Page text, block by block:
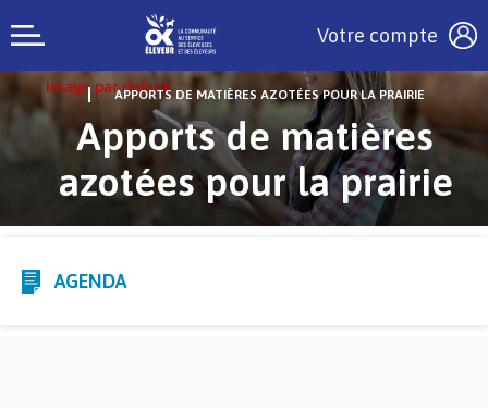
Votre compte
APPORTS DE MATIÈRES AZOTÉES POUR LA PRAIRIE
Apports de matières
azotées pour la prairie
AGENDA